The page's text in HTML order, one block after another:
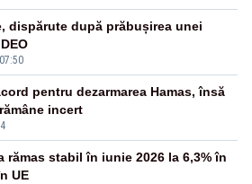
dispărute după prăbușirea unei
pentru dezarmarea Hamas, însă
incert
rămas stabil în iunie 2026 la 6,3% în
UE